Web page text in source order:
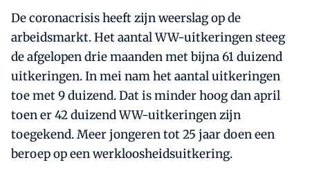
De coronacrisis heeft zijn weerslag op de
arbeidsmarkt. Het aantal WW-uitkeringen steeg
de afgelopen drie maanden met bijna 61 duizend
uitkeringen. In mei nam het aantal uitkeringen
toe met 9 duizend. Dat is minder hoog dan april
toen er 42 duizend WW-uitkeringen zijn
toegekend. Meer jongeren tot 25 jaar doen een
beroep op een werkloosheidsuitkering.